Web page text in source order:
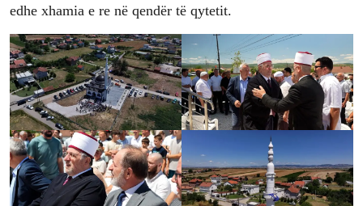
edhe xhamia e re në qendër të qytetit.